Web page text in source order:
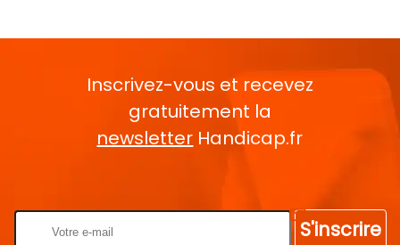
Inscrivez-vous et recevez
gratuitement la
newsletter Handicap.fr
S'inscrire